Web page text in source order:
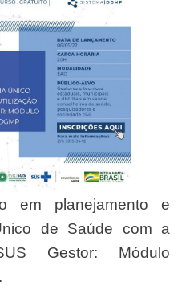
em planejamento e
de Saúde com a
Gestor: Módulo